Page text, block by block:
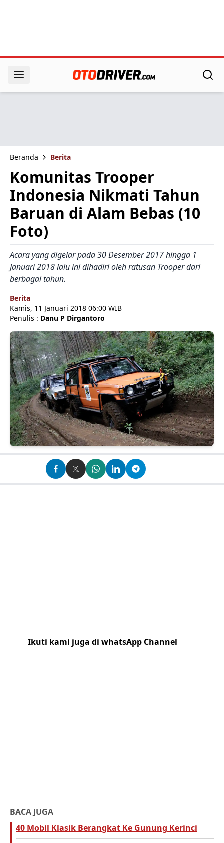
Beranda Berita
Komunitas Trooper
Indonesia Nikmati Tahun
Baruan di Alam Bebas (10
Foto)
Acara yang digelar pada 30 Desember 2017 hingga 1
Januari 2018 lalu ini dihadiri oleh ratusan Trooper dari
berbagai tahun.
Berita
Kamis, 11 Januari 2018 06:00 WIB
Penulis : Danu P Dirgantoro
Ikuti kami juga di whatsApp Channel
BACA JUGA
40 Mobil Klasik Berangkat Ke Gunung Kerinci